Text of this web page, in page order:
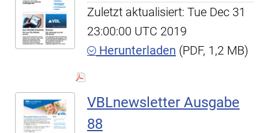
Zuletzt aktualisiert: Tue Dec 31
23:00:00 UTC 2019
Herunterladen (PDF, 1,2 MB)
VBLnewsletter Ausgabe
88